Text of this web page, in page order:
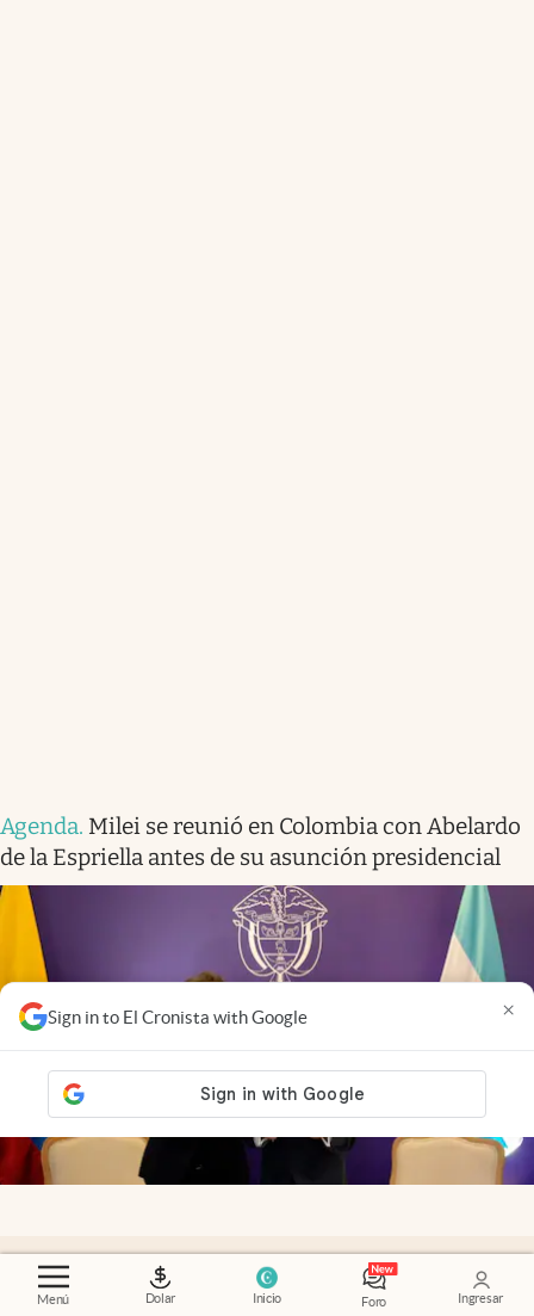
Menú Dolar Inicio Foro Ingresar
Sign in to El Cronista with Google ×
Agenda. Milei se reunió en Colombia con Abelardo
de la Espriella antes de su asunción presidencial
Opinión
Retailtainment: cómo las marcas
argentinas pueden competir cuando el precio ya